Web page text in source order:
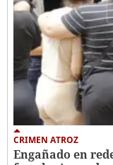
CRIMEN ATROZ
Engañado en